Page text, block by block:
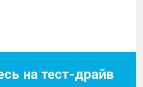
на тест-драйв